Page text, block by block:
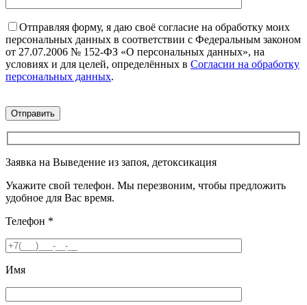
Отправляя форму, я даю своё согласие на обработку моих
персональных данных в соответствии с Федеральным законом
от 27.07.2006 № 152-ФЗ «О персональных данных», на
условиях и для целей, определённых в Согласии на обработку
персональных данных.
Заявка на Выведение из запоя, детоксикация
Укажите свой телефон. Мы перезвоним, чтобы предложить
удобное для Вас время.
Телефон *
Имя